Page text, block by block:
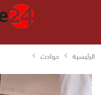
الرئيسية حوادث